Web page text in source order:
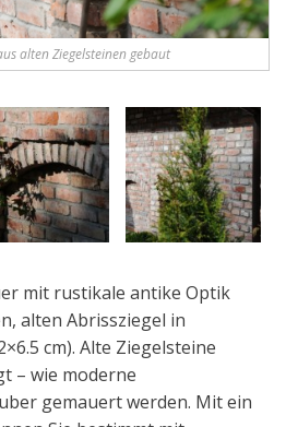
alten Ziegelsteinen gebaut
mit rustikale antike Optik
alten Abrissziegel in
cm). Alte Ziegelsteine
– wie moderne
gemauert werden. Mit ein